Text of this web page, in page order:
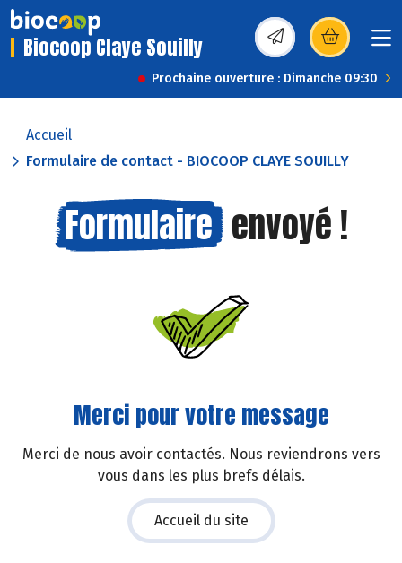
Biocoop Claye Souilly (s’ouvre dans une
Prochaine ouverture : Dimanche 09:30
Accueil
Formulaire de contact - BIOCOOP CLAYE SOUILLY
Formulaire envoyé !
Merci pour votre message
Merci de nous avoir contactés. Nous reviendrons vers
vous dans les plus brefs délais.
Accueil du site